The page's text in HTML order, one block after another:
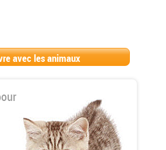
avec les animaux